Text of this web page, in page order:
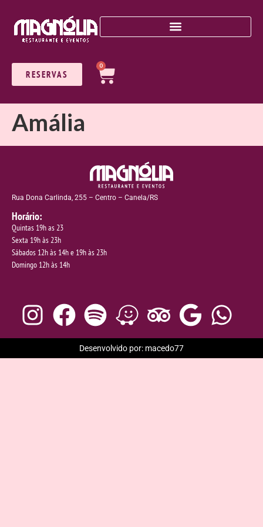
RESERVAS
0
Amália
Rua Dona Carlinda, 255 – Centro – Canela/RS
Horário:
Quintas 19h as 23
Sexta 19h às 23h
Sábados 12h às 14h e 19h às 23h
Domingo 12h às 14h
Desenvolvido por: macedo77